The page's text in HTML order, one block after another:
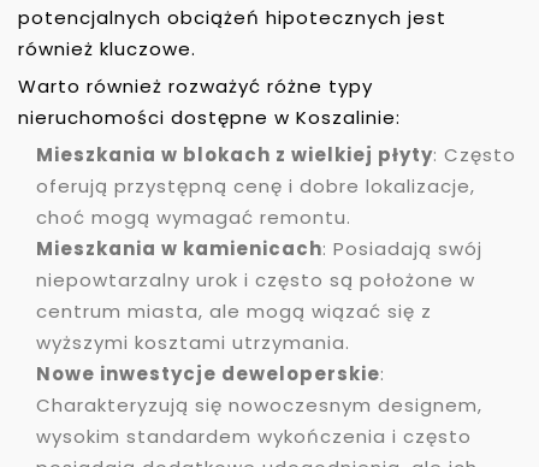
potencjalnych obciążeń hipotecznych jest
również kluczowe.
Warto również rozważyć różne typy
nieruchomości dostępne w Koszalinie:
Mieszkania w blokach z wielkiej płyty: Często
oferują przystępną cenę i dobre lokalizacje,
choć mogą wymagać remontu.
Mieszkania w kamienicach: Posiadają swój
niepowtarzalny urok i często są położone w
centrum miasta, ale mogą wiązać się z
wyższymi kosztami utrzymania.
Nowe inwestycje deweloperskie:
Charakteryzują się nowoczesnym designem,
wysokim standardem wykończenia i często